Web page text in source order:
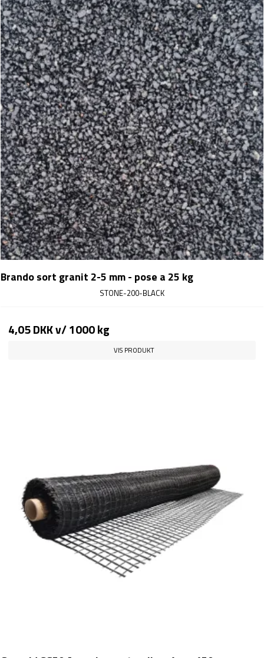
Brando sort granit 2-5 mm - pose a 25 kg
STONE-200-BLACK
4,05 DKKv/ 1000 kg
VIS PRODUKT